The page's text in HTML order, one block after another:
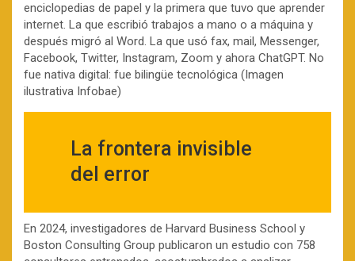
enciclopedias de papel y la primera que tuvo que aprender
internet. La que escribió trabajos a mano o a máquina y
después migró al Word. La que usó fax, mail, Messenger,
Facebook, Twitter, Instagram, Zoom y ahora ChatGPT. No
fue nativa digital: fue bilingüe tecnológica (Imagen
ilustrativa Infobae)
La frontera invisible
del error
En 2024, investigadores de Harvard Business School y
Boston Consulting Group publicaron un estudio con 758